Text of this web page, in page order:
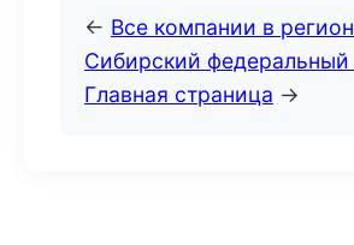
← Все компании в
Сибирский федеральный
Главная страница →